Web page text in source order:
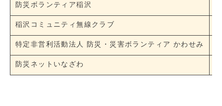
防災ボランティア稲沢
稲沢コミュニティ無線クラブ
特定非営利活動法人 防災・災害ボランティア かわせみ
防災ネットいなざわ